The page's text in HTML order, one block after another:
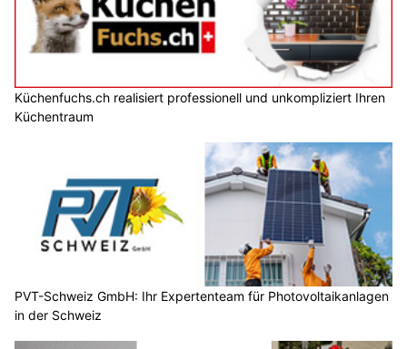
Küchenfuchs.ch realisiert professionell und unkompliziert Ihren
Küchentraum
PVT-Schweiz GmbH: Ihr Expertenteam für Photovoltaikanlagen
in der Schweiz